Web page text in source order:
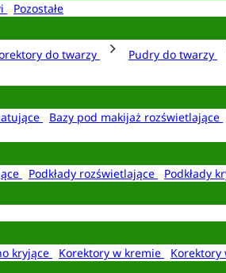
Pozostałe
do twarzy Pudry do twarzy
Bazy pod makijaż rozświetlające
Podkłady rozświetlające Podkłady
kryjące Korektory w kremie Korektory